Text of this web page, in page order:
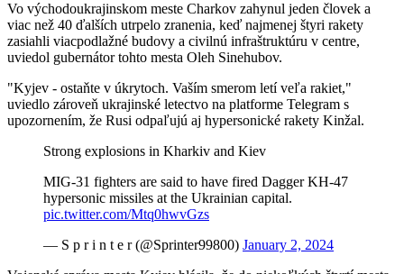
Vo východoukrajinskom meste Charkov zahynul jeden človek a
viac než 40 ďalších utrpelo zranenia, keď najmenej štyri rakety
zasiahli viacpodlažné budovy a civilnú infraštruktúru v centre,
uviedol gubernátor tohto mesta Oleh Sinehubov.
"Kyjev - ostaňte v úkrytoch. Vaším smerom letí veľa rakiet,"
uviedlo zároveň ukrajinské letectvo na platforme Telegram s
upozornením, že Rusi odpaľujú aj hypersonické rakety Kinžal.
Strong explosions in Kharkiv and Kiev
MIG-31 fighters are said to have fired Dagger KH-47
hypersonic missiles at the Ukrainian capital.
pic.twitter.com/Mtq0hwvGzs
— S p r i n t e r (@Sprinter99800) January 2, 2024